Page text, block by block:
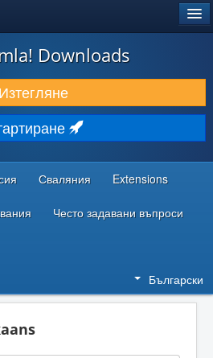
Downloads
Изтегляне
Сваляния Extensions
Често задавани въпроси
Български